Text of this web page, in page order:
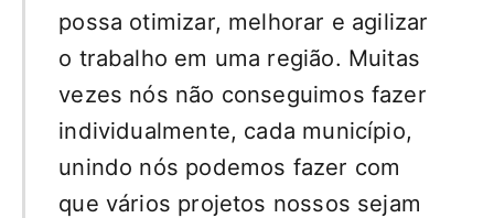
possa otimizar, melhorar e agilizar
o trabalho em uma região. Muitas
vezes nós não conseguimos fazer
individualmente, cada município,
unindo nós podemos fazer com
que vários projetos nossos sejam